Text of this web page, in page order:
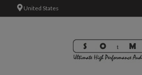
United States
Add to wishlist
((modalTitle))
((confirmMessage))
Create wishlist
Sign in
You need to be logged in to save